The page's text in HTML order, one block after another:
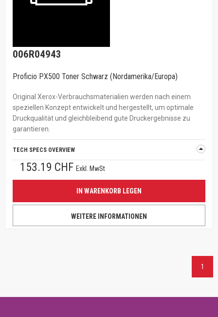
006R04943
Proficio PX500 Toner Schwarz (Nordamerika/Europa)
Original Xerox-Verbrauchsmaterialien werden nach einem
speziellen Konzept entwickelt und hergestellt, um optimale
Druckqualität und gleichbleibend gute Druckergebnisse zu
garantieren.
TECH SPECS OVERVIEW
153.19 CHF Exkl. MwSt
IN WARENKORB LEGEN
WEITERE INFORMATIONEN
1